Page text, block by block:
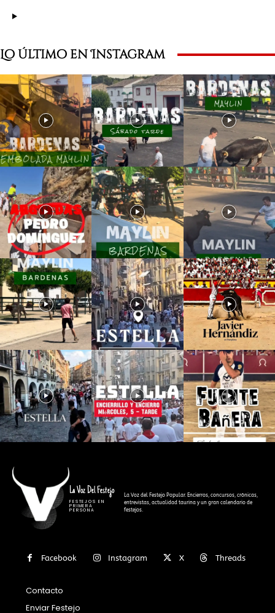
Lo último en Instagram
La Voz Del Festejo
FESTEJOS EN
PRIMERA
PERSONA
La Voz del Festejo Popular. Encierros, concursos, crónicas,
entrevistas, actualidad taurina y un gran calendario de
festejos.
Facebook Instagram X Threads
Contacto
Enviar Festejo